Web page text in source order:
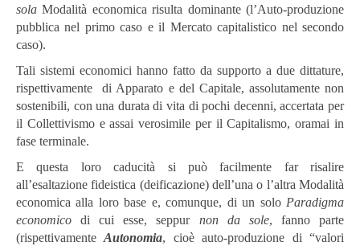
sola Modalità economica risulta dominante (l’Auto-produzione
pubblica nel primo caso e il Mercato capitalistico nel secondo
caso).
Tali sistemi economici hanno fatto da supporto a due dittature,
rispettivamente di Apparato e del Capitale, assolutamente non
sostenibili, con una durata di vita di pochi decenni, accertata per
il Collettivismo e assai verosimile per il Capitalismo, oramai in
fase terminale.
E questa loro caducità si può facilmente far risalire
all’esaltazione fideistica (deificazione) dell’una o l’altra Modalità
economica alla loro base e, comunque, di un solo Paradigma
economico di cui esse, seppur non da sole, fanno parte
(rispettivamenteAutonomia, cioè auto-produzione di “valori